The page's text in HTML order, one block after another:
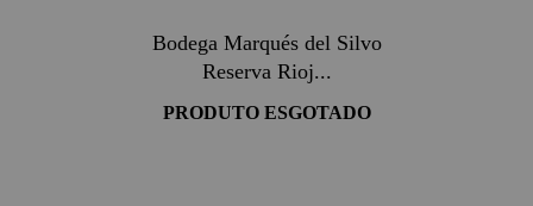
Bodega Marqués del Silvo
Reserva Rioj...
PRODUTO ESGOTADO